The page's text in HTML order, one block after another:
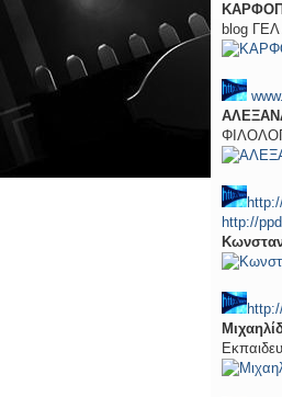
blog ΓΕΛ
http://